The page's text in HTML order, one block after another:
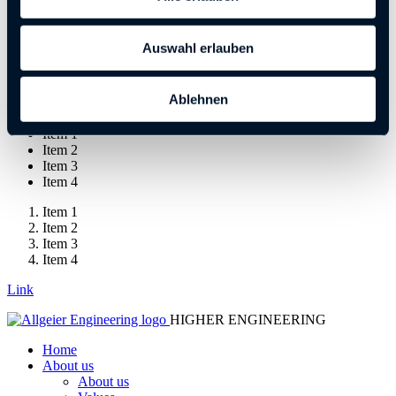
Auswahl erlauben
Ablehnen
Excepteur sint occaecat cupidatat non proident, sunt in culpa qui
officia deserunt mollit anim id est laborum.
officia deserunt mollit anim id est laborum.
Item 1
Item 2
Item 3
Item 4
Item 1
Item 2
Item 3
Item 4
Link
HIGHER ENGINEERING
Home
About us
About us